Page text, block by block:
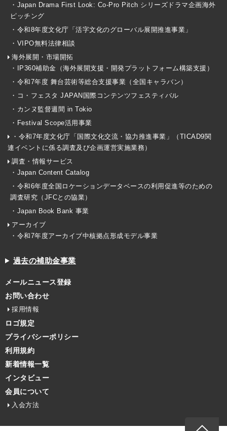
・Japan Drama First Look: Co-Pro Pitch シリーズドラマ企画海外
ピッチング
・令和8年度文化庁「活字文化のグローバル展開推進事業」
・VIPO無料法律相談
海外展開・市場開拓
・IP360補助金（海外展開支援・開発プラットフォーム構築支援）
・令和7年度 舞台芸術等総合支援事業（全国キャラバン）
・コ・フェスタ JAPAN国際コンテンツフェスティバル
・カンヌ監督週間 in Tokio
・Festival Scope活用事業
・令和7年度文化庁「国際文化交流・協力推進事業」（TICAD9関
連イベントに係る調査及び企画運営実施業務）
調査・情報サービス
・Japan Content Catalog
・令和6年度全国ロケーションデータベースの利用促進等のための
調査研究（JFCとの協業）
・Japan Book Bank 事業
アーカイブ
・令和7年度アーカイブ中核拠点形成モデル事業
過去の補助金事業
メールニュース登録
お問い合わせ
採用情報
ロゴ規定
プライバシーポリシー
利用規約
新着情報一覧
インタビュー
会員について
入会方法